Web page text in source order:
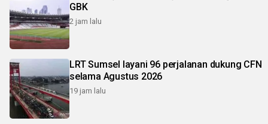
GBK
2 jam lalu
LRT Sumsel layani 96 perjalanan dukung CFN
selama Agustus 2026
19 jam lalu